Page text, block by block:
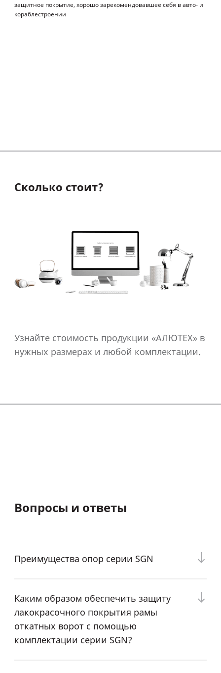
защитное покрытие, хорошо зарекомендовавшее себя в авто- и
кораблестроении
Сколько стоит?
Узнайте стоимость продукции «АЛЮТЕХ» в
нужных размерах и любой комплектации.
Вопросы и ответы
Преимущества опор серии SGN
Каким образом обеспечить защиту
лакокрасочного покрытия рамы
откатных ворот с помощью
комплектации серии SGN?